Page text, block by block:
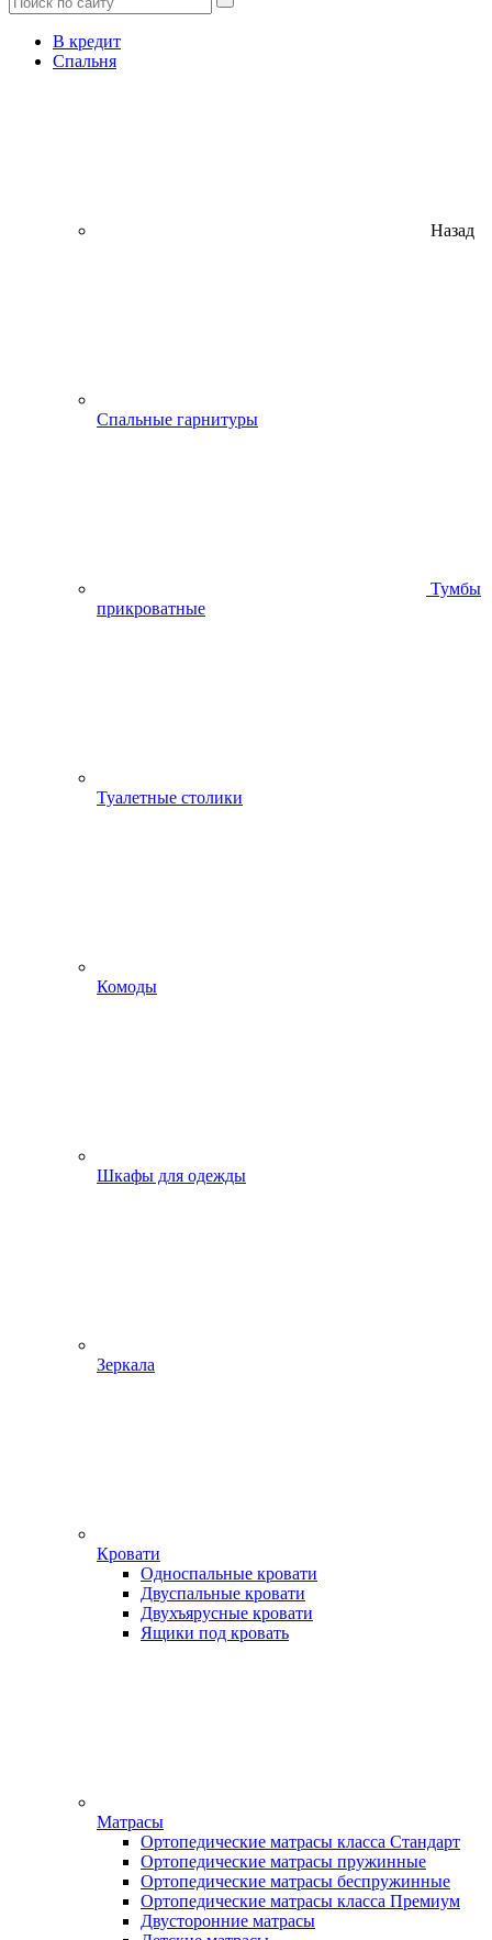
В кредит
Спальня
Назад
Спальные гарнитуры
Тумбы
прикроватные
Туалетные столики
Комоды
Шкафы для одежды
Зеркала
Кровати
Односпальные кровати
Двуспальные кровати
Двухъярусные кровати
Ящики под кровать
Матрасы
Ортопедические матрасы класса Стандарт
Ортопедические матрасы пружинные
Ортопедические матрасы беспружинные
Ортопедические матрасы класса Премиум
Двусторонние матрасы